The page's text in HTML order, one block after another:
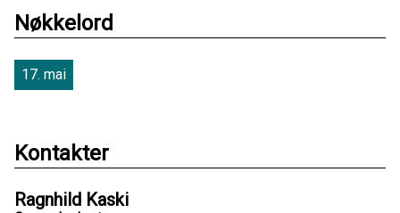
Nøkkelord
17. mai
Kontakter
Ragnhild Kaski